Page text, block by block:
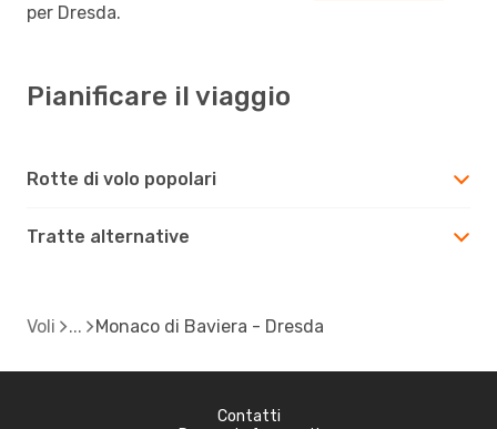
per Dresda.
Pianificare il viaggio
Rotte di volo popolari
Tratte alternative
Voli Monaco di Baviera - Dresda
Contatti